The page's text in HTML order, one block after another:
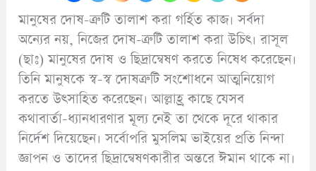
মানুষের দোষ-ত্রুটি তালাশ করা গর্হিত কাজ। সর্বদা
অন্যের নয়, নিজের দোষ-ত্রুটি তালাশ করা উচিৎ। রাসূল
(ছাঃ) মানুষের দোষ ও ছিদ্রান্বেষণ করতে নিষেধ করেছেন।
তিনি মানুষকে স্ব-স্ব দোষত্রুটি সংশোধনে আত্মনিয়োগ
করতে উৎসাহিত করেছেন। আল্লাহ্র কাছে যেসব
কথাবার্তা-ধ্যানধারণার মূল্য নেই তা থেকে দূরে থাকার
নির্দেশ দিয়েছেন। সর্বোপরি মুসলিম ভাইয়ের প্রতি নিন্দা
জ্ঞাপন ও তাদের ছিদ্রান্বেষণকারীর অন্তরে ঈমান থাকে না।